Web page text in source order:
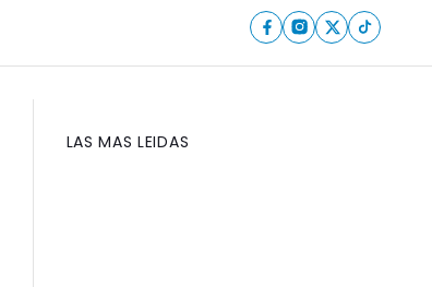
LAS MAS LEIDAS